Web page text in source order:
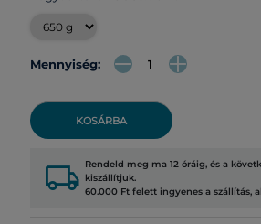
Mennyiség:
KOSÁRBA
local_shipping Rendeld meg ma 12 óráig, és a
kiszállítjuk.
60.000 Ft felett ingyenes a szállítás,